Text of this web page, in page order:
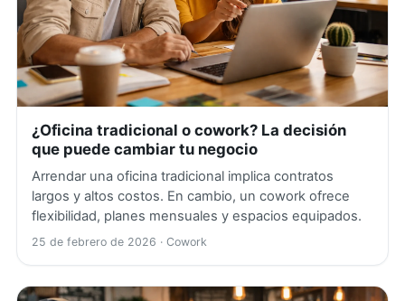
¿Oficina tradicional o cowork? La decisión
que puede cambiar tu negocio
Arrendar una oficina tradicional implica contratos
largos y altos costos. En cambio, un cowork ofrece
flexibilidad, planes mensuales y espacios equipados.
25 de febrero de 2026 · Cowork